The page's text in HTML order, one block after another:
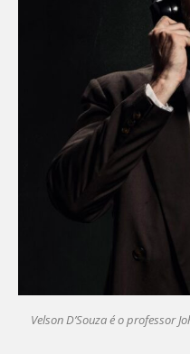
Velson D’Souza é o professor